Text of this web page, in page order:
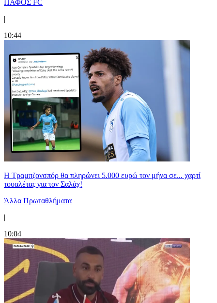
ΠΑΦΟΣ FC
|
10:44
Η Τραμπζονσπόρ θα πληρώνει 5.000 ευρώ τον μήνα σε... χαρτί
τουαλέτας για τον Σαλάχ!
Άλλα Πρωταθλήματα
|
10:04